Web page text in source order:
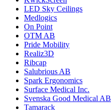
LED Sky Ceilings
Medlogics
On Point
OTM AB
Pride Mobility
Realiz3D
Ribcap
Salubrious AB
Spark Ergonomics
Surface Medical Inc.
Svenska Good Medical AB
Tamarack